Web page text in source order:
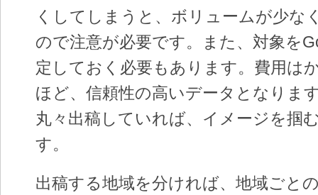
くしてしまうと、ボリュームが少な
ので注意が必要です。また、対象を
定しておく必要もあります。費用は
ほど、信頼性の高いデータとなりま
丸々出稿していれば、イメージを掴
す。
出稿する地域を分ければ、地域ごと